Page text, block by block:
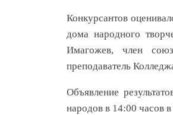
Конкурсантов
дома народного
Имагожев, член
преподаватель
Объявление
народов в 14:00 часов